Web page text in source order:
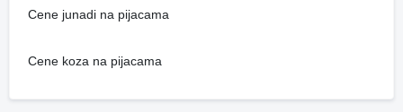
Cene junadi na pijacama
Cene koza na pijacama